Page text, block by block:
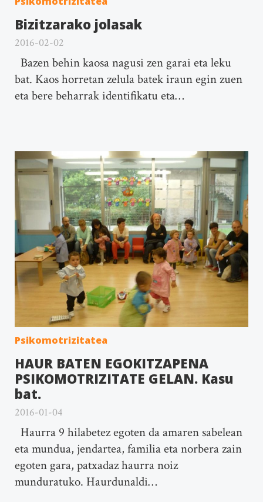
Bizitzarako jolasak
2016-02-02
Bazen behin kaosa nagusi zen garai eta leku
bat. Kaos horretan zelula batek iraun egin zuen
eta bere beharrak identifikatu eta…
Psikomotrizitatea
HAUR BATEN EGOKITZAPENA
PSIKOMOTRIZITATE GELAN. Kasu
bat.
2016-01-04
Haurra 9 hilabetez egoten da amaren sabelean
eta mundua, jendartea, familia eta norbera zain
egoten gara, patxadaz haurra noiz
munduratuko. Haurdunaldi…